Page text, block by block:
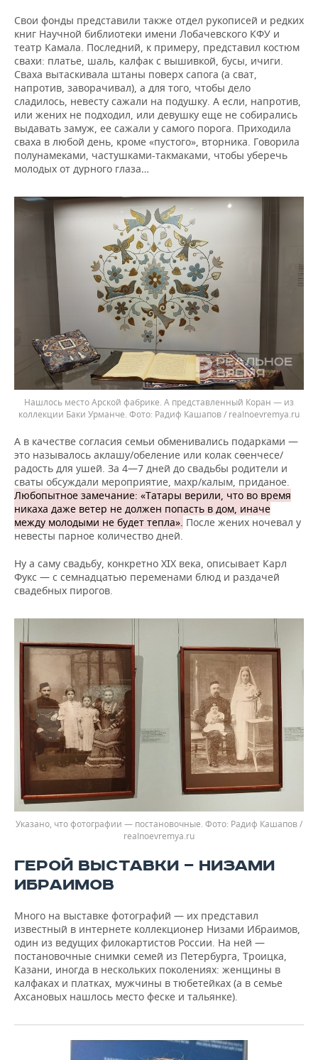
Свои фонды представили также отдел рукописей и редких
книг Научной библиотеки имени Лобачевского КФУ и
театр Камала. Последний, к примеру, представил костюм
свахи: платье, шаль, калфак с вышивкой, бусы, ичиги.
Сваха вытаскивала штаны поверх сапога (а сват,
напротив, заворачивал), а для того, чтобы дело
сладилось, невесту сажали на подушку. А если, напротив,
или жених не подходил, или девушку еще не собирались
выдавать замуж, ее сажали у самого порога. Приходила
сваха в любой день, кроме «пустого», вторника. Говорила
полунамеками, частушками-такмаками, чтобы уберечь
молодых от дурного глаза…
Нашлось место Арской фабрике. А представленный Коран — из
коллекции Баки Урманче.
Радиф Кашапов / realnoevremya.ru
А в качестве согласия семьи обменивались подарками —
это называлось аклашу/обеление или колак сөенчесе/
радость для ушей. За 4—7 дней до свадьбы родители и
сваты обсуждали мероприятие, махр/калым, приданое.
Любопытное замечание: «Татары верили, что во время
никаха даже ветер не должен попасть в дом, иначе
между молодыми не будет тепла». После жених ночевал у
невесты парное количество дней.
Ну а саму свадьбу, конкретно XIX века, описывает Карл
Фукс — с семнадцатью переменами блюд и раздачей
свадебных пирогов.
Указано, что фотографии — постановочные.
Радиф Кашапов /
realnoevremya.ru
ГЕРОЙ ВЫСТАВКИ — НИЗАМИ
ИБРАИМОВ
Много на выставке фотографий — их представил
известный в интернете коллекционер Низами Ибраимов,
один из ведущих филокартистов России. На ней —
постановочные снимки семей из Петербурга, Троицка,
Казани, иногда в нескольких поколениях: женщины в
калфаках и платках, мужчины в тюбетейках (а в семье
Ахсановых нашлось место феске и тальянке).